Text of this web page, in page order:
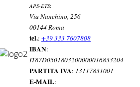
APS-ETS:
Via Nanchino, 256
00144 Roma
tel.: +39 333 7607808
IBAN:
IT87D0501803200000016833204
PARTITA IVA: 13117831001
E-MAIL: